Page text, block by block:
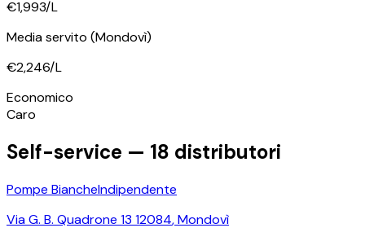
€1,993/L
Media servito (Mondovì)
€2,246/L
Economico
Caro
Self-service — 18 distributori
Pompe BiancheIndipendente
Via G. B. Quadrone 13 12084,Mondovì